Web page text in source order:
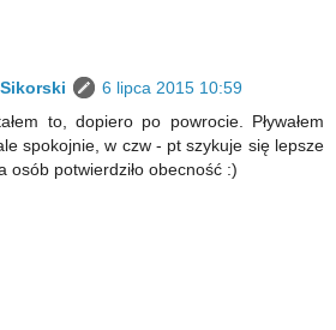
6 lipca 2015 10:59
to, dopiero po powrocie. Pływałem
spokojnie, w czw - pt szykuje się lepsze
osób potwierdziło obecność :)